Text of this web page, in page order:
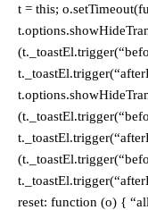
t = this;
reset: function (o) {